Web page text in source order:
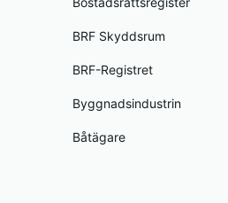
BRF Skyddsrum
BRF-Registret
Byggnadsindustrin
Båtägare